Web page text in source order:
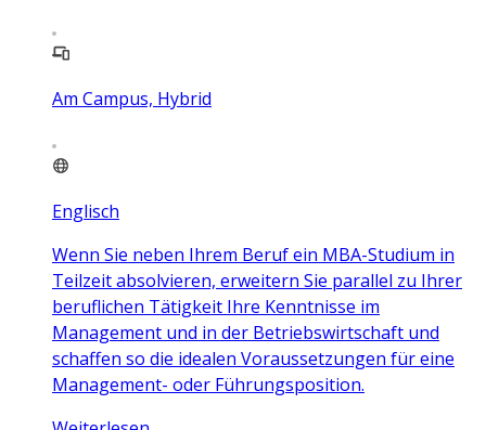
Am Campus, Hybrid
Englisch
Wenn Sie neben Ihrem Beruf ein MBA-Studium in
Teilzeit absolvieren, erweitern Sie parallel zu Ihrer
beruflichen Tätigkeit Ihre Kenntnisse im
Management und in der Betriebswirtschaft und
schaffen so die idealen Voraussetzungen für eine
Management- oder Führungsposition.